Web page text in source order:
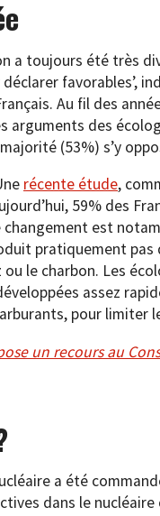
a toujours été très
favorables’,
Au fil des
arguments des
(53%) s’y
récente étude,
59% des
changement est
pratiquement pas
le charbon. Les
assez
pour limiter
un recours au
a été
dans le